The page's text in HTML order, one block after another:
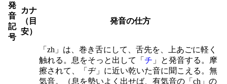
発
音
記
号
カナ
（目
安）
発音の仕方
「zh」は、巻き舌にして、舌先を、上あごに軽く
触れる。息をそっと出して「 チ 」と発音する。摩
擦されて、「ヂ」に近い乾いた音に聞こえる。無
気音。（息を勢いよく出せば、有気音の「ch」の